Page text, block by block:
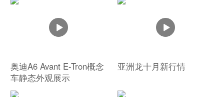
奥迪A6 Avant E-Tron概念
车静态外观展示
亚洲龙十月新行情